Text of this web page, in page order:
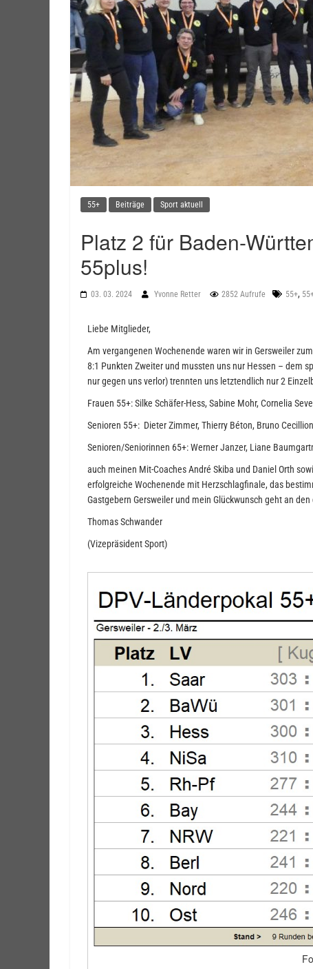
55+ Beiträge Sport aktuell
Platz 2 für Baden-
55plus!
03. 03. 2024 Yvonne Retter 2852 Aufrufe 55+,
Liebe Mitglieder,
Am vergangenen Wochenende waren wir in Gersweiler
8:1 Punkten Zweiter und mussten uns nur Hessen – dem
nur gegen uns verlor) trennten uns letztendlich nur 2
Frauen 55+: Silke Schäfer-Hess, Sabine Mohr, Cornelia
Senioren 55+: Dieter Zimmer, Thierry Béton, Bruno
Senioren/Seniorinnen 65+: Werner Janzer, Liane
auch meinen Mit-Coaches André Skiba und Daniel Orth
erfolgreiche Wochenende mit Herzschlagfinale, das
Gastgebern Gersweiler und mein Glückwunsch geht an den
Thomas Schwander
(Vizepräsident Sport)